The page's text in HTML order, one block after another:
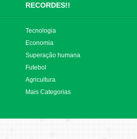
RECORDES!!
Tecnologia
Economia
Superação humana
Futebol
Agricultura
Mais Categorias